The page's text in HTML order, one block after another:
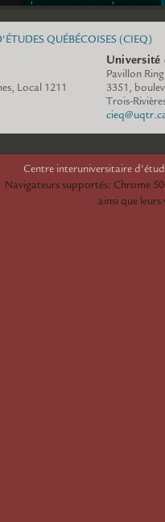
QUÉBÉCOISES (CIEQ)
Local 1211
Université
Pavillon
3351,
Trois-
Centre interuniversitaire
Navigateurs supportés: Chrome
ainsi que leurs